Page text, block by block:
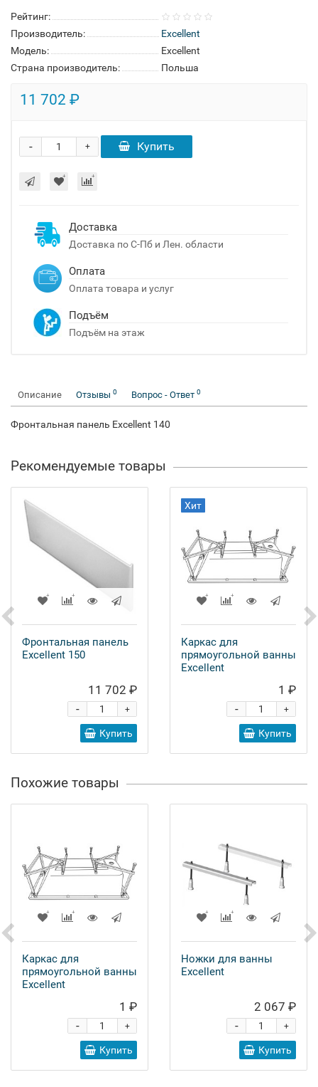
Рейтинг:
Производитель:
Excellent
Модель:
Excellent
Страна производитель:
Польша
11 702 ₽
+
- Купить
Доставка
Доставка по С-Пб и Лен. области
Оплата
Оплата товара и услуг
Подъём
Подъём на этаж
Описание Отзывы 0 Вопрос - Ответ 0
Фронтальная панель Excellent 140
Рекомендуемые товары
Фронтальная панель
Excellent 150
11 702 ₽
+
-
Купить
Хит
Каркас для
прямоугольной ванны
Excellent
1 ₽
+
-
Купить
Похожие товары
Каркас для
прямоугольной ванны
Excellent
1 ₽
+
-
Купить
Ножки для ванны
Excellent
2 067 ₽
+
-
Купить